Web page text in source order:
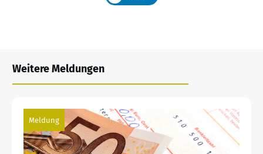
Weitere Meldungen
Meldung